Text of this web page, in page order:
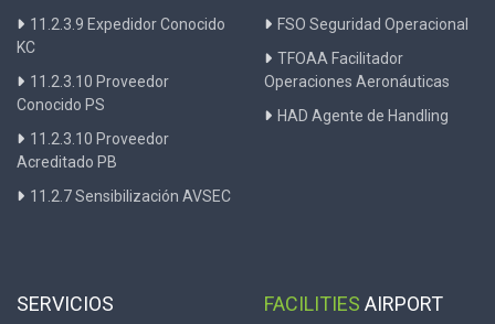
11.2.3.9 Expedidor Conocido
KC
11.2.3.10 Proveedor
Conocido PS
11.2.3.10 Proveedor
Acreditado PB
11.2.7 Sensibilización AVSEC
FSO Seguridad Operacional
TFOAA Facilitador
Operaciones Aeronáuticas
HAD Agente de Handling
SERVICIOS FACILITIES AIRPORT